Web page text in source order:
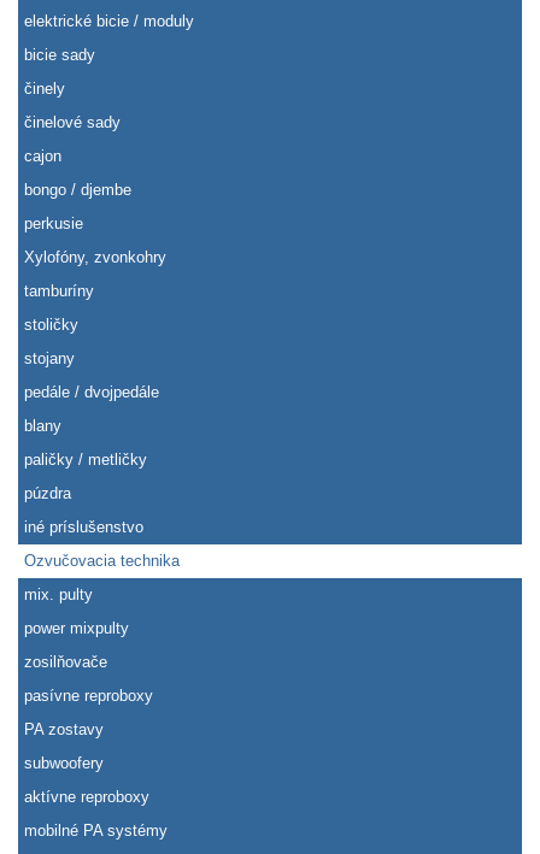
elektrické bicie / moduly
bicie sady
činely
činelové sady
cajon
bongo / djembe
perkusie
Xylofóny, zvonkohry
tamburíny
stoličky
stojany
pedále / dvojpedále
blany
paličky / metličky
púzdra
iné príslušenstvo
Ozvučovacia technika
mix. pulty
power mixpulty
zosilňovače
pasívne reproboxy
PA zostavy
subwoofery
aktívne reproboxy
mobilné PA systémy